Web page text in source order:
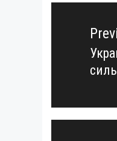
Навигация
записям
post: